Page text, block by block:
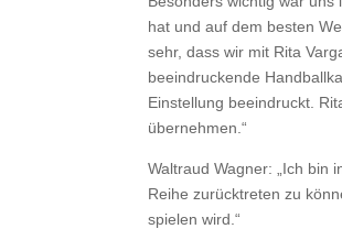
hat und auf dem besten
sehr, dass wir mit Rita
beeindruckende
Einstellung beeindruckt.
übernehmen.“
Waltraud Wagner: „Ich bin
Reihe zurücktreten zu
spielen wird.“